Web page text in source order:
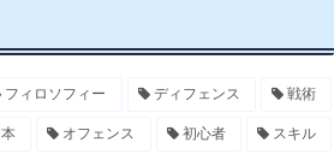
フィロソフィー ディフェンス 戦術
本 オフェンス 初心者 スキル